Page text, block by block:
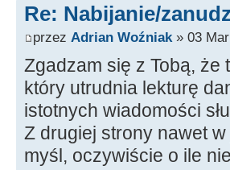
Re: Nabijanie/
przez Adrian Woźniak» 03
Zgadzam się z Tobą,
który utrudnia lekturę
istotnych wiadomości
Z drugiej strony nawet
myśl, oczywiście o ile